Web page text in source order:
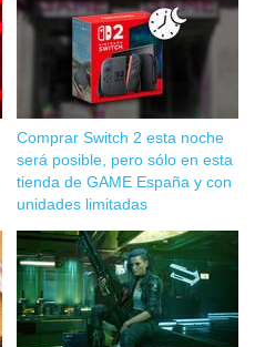
Comprar Switch 2 esta noche
será posible, pero sólo en esta
tienda de GAME España y con
unidades limitadas